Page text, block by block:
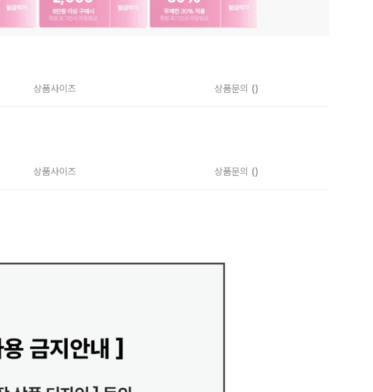
상품사이즈 상품문의 ()
상품사이즈 상품문의 ()